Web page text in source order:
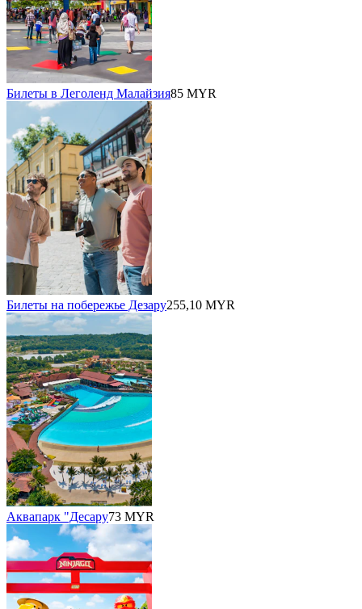
Билеты в Леголенд Малайзия85 MYR
Билеты на побережье Дезару255,10 MYR
Аквапарк "Десару73 MYR